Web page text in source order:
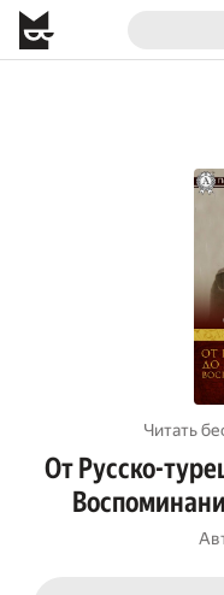
Читать
От Русско-